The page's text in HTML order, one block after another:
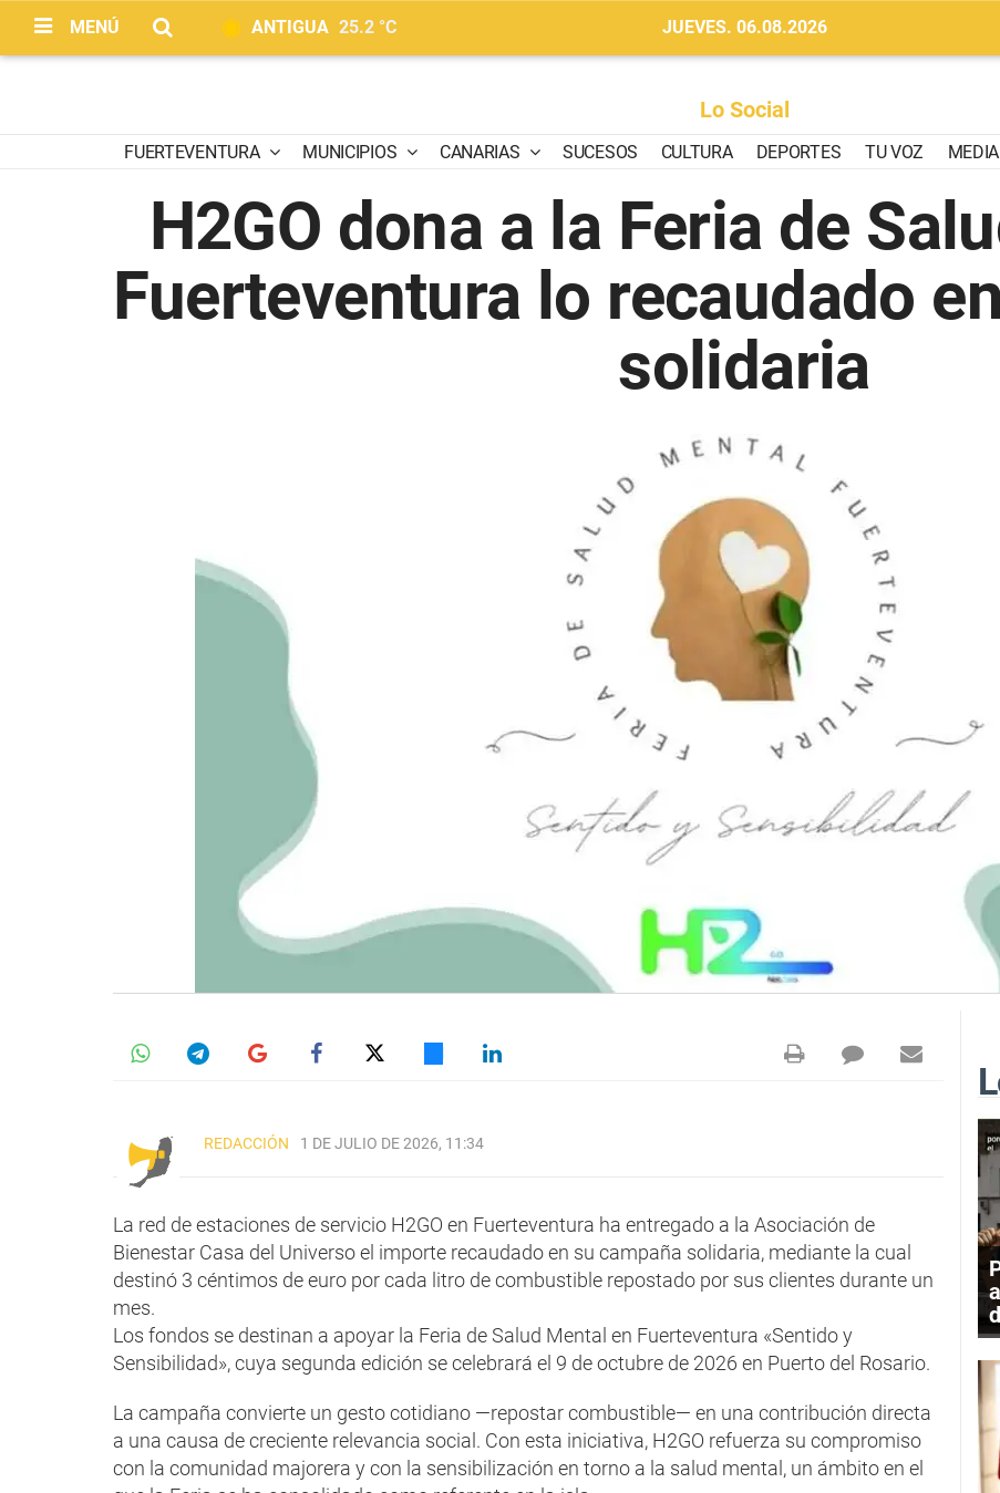
MENÚ ANTIGUA 25.2 °C JUEVES. 06.08.2026
Lo Social
FUERTEVENTURA MUNICIPIOS CANARIAS SUCESOS CULTURA DEPORTES TU VOZ MEDIA
H2GO dona a la Feria de
Fuerteventura lo recaudado
solidaria
REDACCIÓN 1 DE JULIO DE 2026, 11:34
La red de estaciones de servicio H2GO en Fuerteventura ha entregado a la Asociación de
Bienestar Casa del Universo el importe recaudado en su campaña solidaria, mediante la cual
destinó 3 céntimos de euro por cada litro de combustible repostado por sus clientes durante un
mes.
Los fondos se destinan a apoyar la Feria de Salud Mental en Fuerteventura «Sentido y
Sensibilidad», cuya segunda edición se celebrará el 9 de octubre de 2026 en Puerto del Rosario.
La campaña convierte un gesto cotidiano —repostar combustible— en una contribución directa
a una causa de creciente relevancia social. Con esta iniciativa, H2GO refuerza su compromiso
con la comunidad majorera y con la sensibilización en torno a la salud mental, un ámbito en el